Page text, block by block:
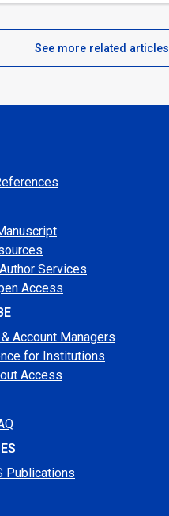
See more related articles
Services
Access
Account Managers
for Institutions
Access
Publications